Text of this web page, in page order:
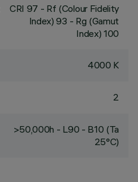
CRI 97 - Rf (Colour Fidelity
Index) 93 - Rg (Gamut
Index) 100
4000 K
2
>50,000h - L90 - B10 (Ta
25°C)